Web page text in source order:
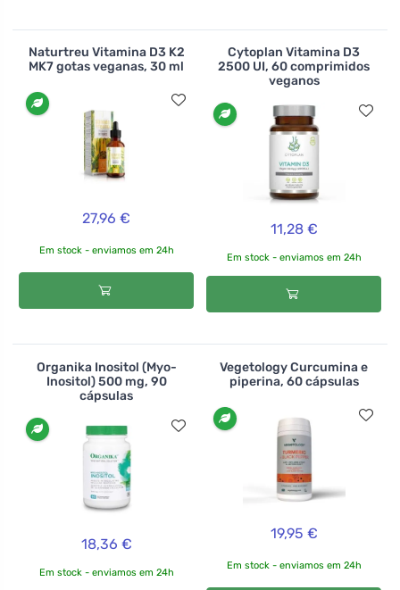
Naturtreu Vitamina D3 K2
MK7 gotas veganas, 30 ml
27,96 €
Em stock - enviamos em 24h
Cytoplan Vitamina D3
2500 UI, 60 comprimidos
veganos
11,28 €
Em stock - enviamos em 24h
Organika Inositol (Myo-
Inositol) 500 mg, 90
cápsulas
18,36 €
Em stock - enviamos em 24h
Vegetology Curcumina e
piperina, 60 cápsulas
19,95 €
Em stock - enviamos em 24h